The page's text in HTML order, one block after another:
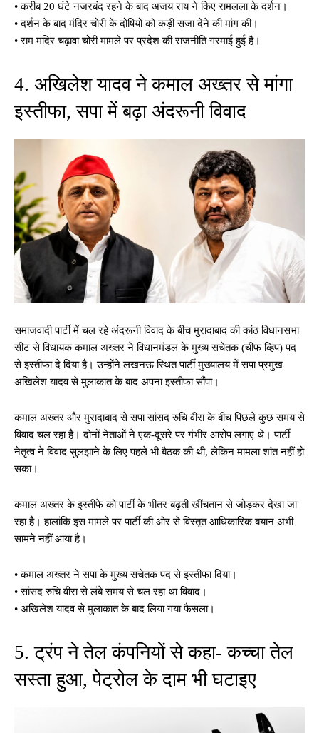
• करीब 20 घंटे नजरबंद रहने के बाद अजय राय ने किए रामलला के दर्शन।
• दर्शन के बाद मंदिर चोरी के दोषियों को कड़ी सजा देने की मांग की।
• राम मंदिर चढ़ावा चोरी मामले पर प्रदेश की राजनीति गरमाई हुई है।
4. अखिलेश यादव ने कमाल अख्तर से मांगा
इस्तीफा, सपा में बढ़ा अंदरूनी विवाद
समाजवादी पार्टी में चल रहे अंदरूनी विवाद के बीच मुरादाबाद की कांठ विधानसभा
सीट से विधायक कमाल अख्तर ने विधानमंडल के मुख्य सचेतक (चीफ व्हिप) पद
से इस्तीफा दे दिया है। उन्होंने लखनऊ स्थित पार्टी मुख्यालय में सपा प्रमुख
अखिलेश यादव से मुलाकात के बाद अपना इस्तीफा सौंपा।
कमाल अख्तर और मुरादाबाद से सपा सांसद रुचि वीरा के बीच पिछले कुछ समय से
विवाद चल रहा है। दोनों नेताओं ने एक-दूसरे पर गंभीर आरोप लगाए थे। पार्टी
नेतृत्व ने विवाद सुलझाने के लिए पहले भी बैठक की थी, लेकिन मामला शांत नहीं हो
सका।
कमाल अख्तर के इस्तीफे को पार्टी के भीतर बढ़ती खींचतान से जोड़कर देखा जा
रहा है। हालांकि इस मामले पर पार्टी की ओर से विस्तृत आधिकारिक बयान अभी
सामने नहीं आया है।
• कमाल अख्तर ने सपा के मुख्य सचेतक पद से इस्तीफा दिया।
• सांसद रुचि वीरा से लंबे समय से चल रहा था विवाद।
• अखिलेश यादव से मुलाकात के बाद लिया गया फैसला।
5. ट्रंप ने तेल कंपनियों से कहा- कच्चा तेल
सस्ता हुआ, पेट्रोल के दाम भी घटाइए